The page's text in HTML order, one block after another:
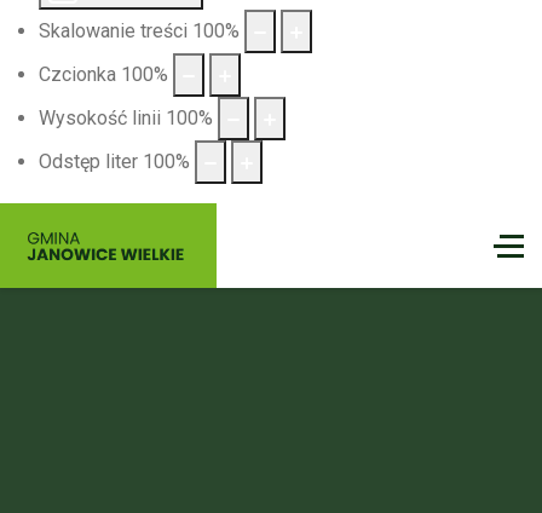
Skalowanie treści 100%
Czcionka 100%
Wysokość linii 100%
Odstęp liter 100%